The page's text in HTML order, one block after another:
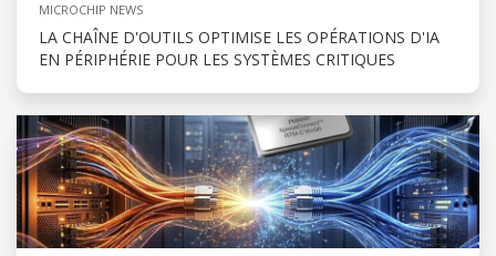
MICROCHIP NEWS
LA CHAÎNE D'OUTILS OPTIMISE LES OPÉRATIONS D'IA
EN PÉRIPHÉRIE POUR LES SYSTÈMES CRITIQUES